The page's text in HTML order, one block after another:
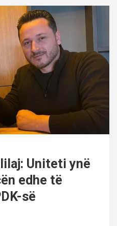
Uniteti ynë
edhe të
së